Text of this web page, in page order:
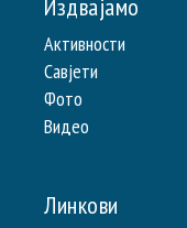
Издвајамо
Активности
Савјети
Фото
Видео
Линкови